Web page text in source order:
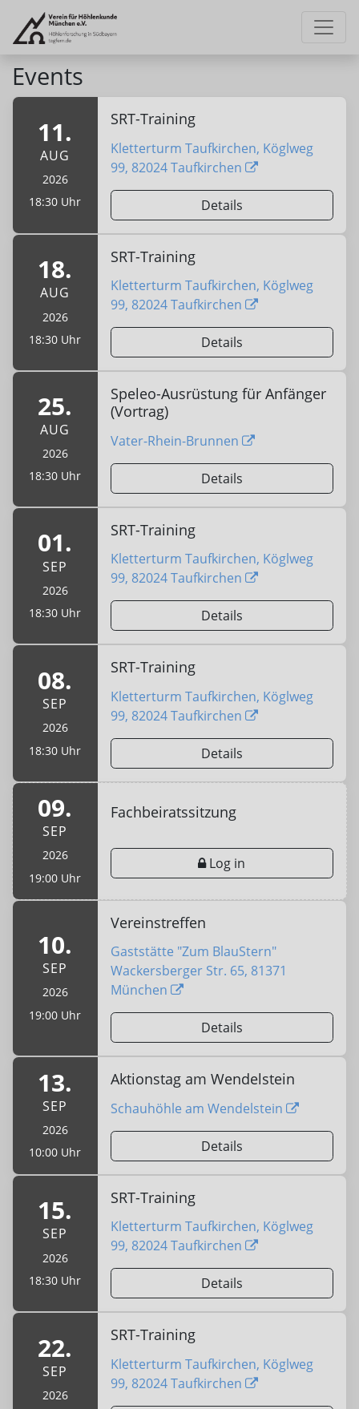
Events
11.
AUG
2026
18:30 Uhr
SRT-Training
Kletterturm Taufkirchen, Köglweg
99, 82024 Taufkirchen
Details
18.
AUG
2026
18:30 Uhr
SRT-Training
Kletterturm Taufkirchen, Köglweg
99, 82024 Taufkirchen
Details
25.
AUG
2026
18:30 Uhr
Speleo-Ausrüstung für Anfänger
(Vortrag)
Vater-Rhein-Brunnen
Details
01.
SEP
2026
18:30 Uhr
SRT-Training
Kletterturm Taufkirchen, Köglweg
99, 82024 Taufkirchen
Details
08.
SEP
2026
18:30 Uhr
SRT-Training
Kletterturm Taufkirchen, Köglweg
99, 82024 Taufkirchen
Details
09.
SEP
2026
19:00 Uhr
Fachbeiratssitzung
Log in
10.
SEP
2026
19:00 Uhr
Vereinstreffen
Gaststätte "Zum BlauStern"
Wackersberger Str. 65, 81371
München
Details
13.
SEP
2026
10:00 Uhr
Aktionstag am Wendelstein
Schauhöhle am Wendelstein
Details
15.
SEP
2026
18:30 Uhr
SRT-Training
Kletterturm Taufkirchen, Köglweg
99, 82024 Taufkirchen
Details
22.
SEP
2026
SRT-Training
Kletterturm Taufkirchen, Köglweg
99, 82024 Taufkirchen